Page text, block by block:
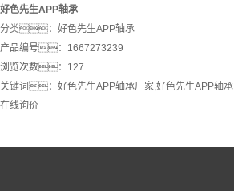
好色先生APP轴承
分类： 好色先生APP轴承
产品编号：1667273239
浏览次数：127
关键词： 好色先生APP轴承厂家,好色先生APP轴承
在线询价